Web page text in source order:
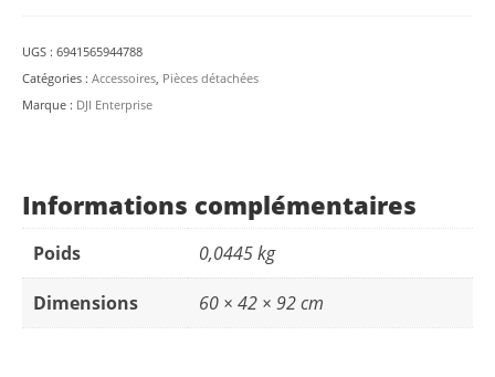
Mavic
3
Enterprise
UGS : 6941565944788
Catégories : Accessoires, Pièces détachées
Marque : DJI Enterprise
Informations complémentaires
Poids 0,0445 kg
Dimensions 60 × 42 × 92 cm